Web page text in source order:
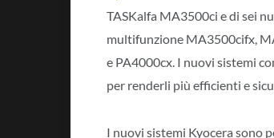
TASKalfa MA3500ci e di sei
multifunzione MA3500cifx,
e PA4000cx. I nuovi sistemi
per renderli più efficienti e
I nuovi sistemi Kyocera sono